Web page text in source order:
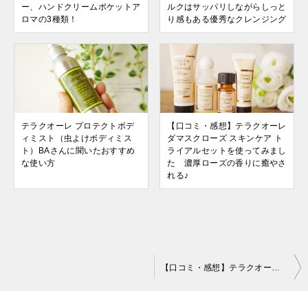
ー、ハンドクリームポケットア
ロマの3種類！
ルクはサッパリしながらしっと
り感もある優秀なクレンジング
テラクオーレ プロテクトボデ
ィミスト（虫よけボディミス
ト）BAさんに聞いたおすすめ
な使い方
【口コミ・感想】テラクオーレ
ダマスクローズ スキンケア ト
ライアルセットを使ってみまし
た 濃厚ローズの香りに癒やさ
れる♪